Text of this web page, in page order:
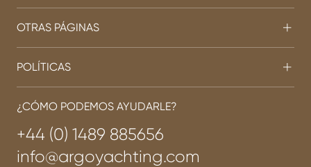
OTRAS PÁGINAS
POLÍTICAS
¿CÓMO PODEMOS AYUDARLE?
+44 (0) 1489 885656
info@argoyachting.com